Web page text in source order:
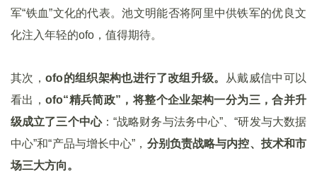
军“铁血”文化的代表。池文明能否将阿里中供铁军的优良文
化注入年轻的ofo，值得期待。
其次，ofo的组织架构也进行了改组升级。
从戴威信中可以
看出，ofo“精兵简政”，将整个企业架构一分为三，合并升
级成立了三个中心：“战略财务与法务中心”、“研发与大数据
中心”和“产品与增长中心”， 分别负责战略与内控、技术和市
场三大方向。